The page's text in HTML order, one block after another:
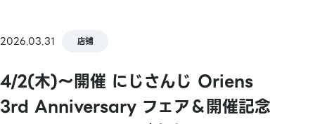
2026.03.31 店铺
4/2(木)～開催 にじさんじ Oriens
3rd Anniversary フェア＆開催記念